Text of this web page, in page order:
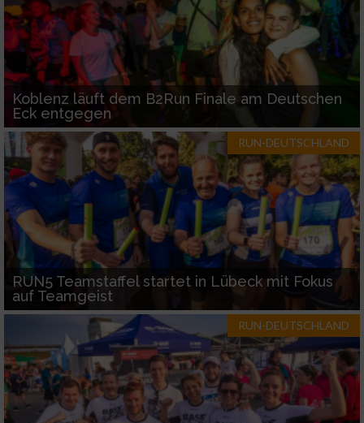
Koblenz läuft dem B2Run Finale am Deutschen
Eck entgegen
RUN-DEUTSCHLAND
RUN5 Teamstaffel startet in Lübeck mit Fokus
auf Teamgeist
RUN-DEUTSCHLAND